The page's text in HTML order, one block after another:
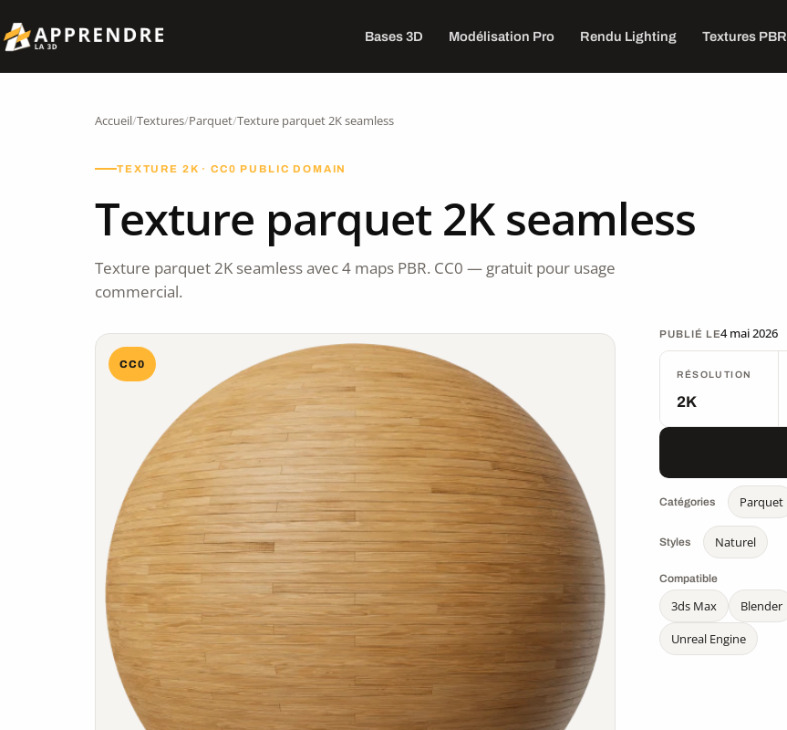
Bases 3D Modélisation Pro Rendu Lighting Textures PBR
Accueil/Textures/Parquet/Texture parquet 2K seamless
TEXTURE 2K · CC0 PUBLIC DOMAIN
Texture parquet 2K seamless
Texture parquet 2K seamless avec 4 maps PBR. CC0 — gratuit pour usage
commercial.
CC0
PUBLIÉ LE4 mai 2026
RÉSOLUTION
2K
Catégories Parquet
Styles Naturel
Compatible
3ds Max Blender
Unreal Engine